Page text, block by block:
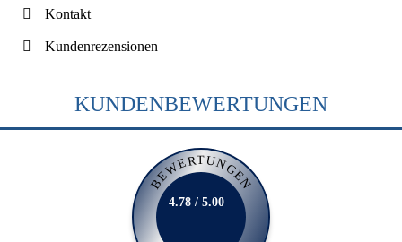
Kontakt
Kundenrezensionen
KUNDENBEWERTUNGEN
BEWERTUNGEN
4.78 / 5.00